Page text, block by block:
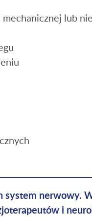
lub
nerwowy.
i